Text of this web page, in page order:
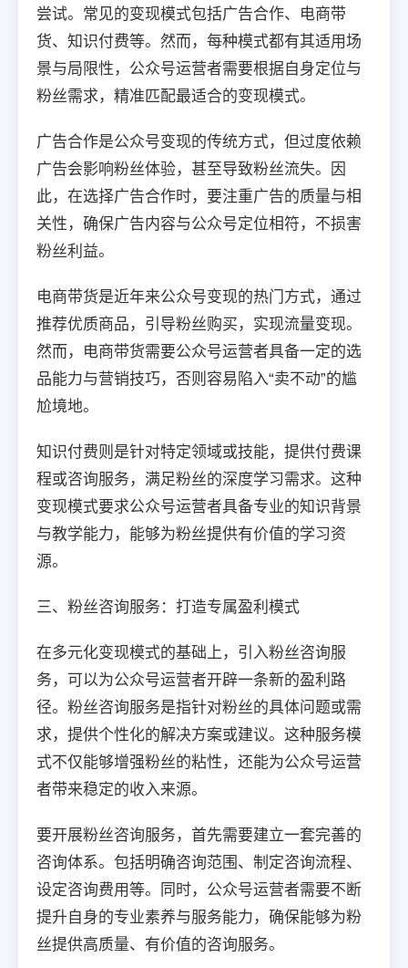
尝试。常见的变现模式包括广告合作、电商带
货、知识付费等。然而，每种模式都有其适用场
景与局限性，公众号运营者需要根据自身定位与
粉丝需求，精准匹配最适合的变现模式。
广告合作是公众号变现的传统方式，但过度依赖
广告会影响粉丝体验，甚至导致粉丝流失。因
此，在选择广告合作时，要注重广告的质量与相
关性，确保广告内容与公众号定位相符，不损害
粉丝利益。
电商带货是近年来公众号变现的热门方式，通过
推荐优质商品，引导粉丝购买，实现流量变现。
然而，电商带货需要公众号运营者具备一定的选
品能力与营销技巧，否则容易陷入“卖不动”的尴
尬境地。
知识付费则是针对特定领域或技能，提供付费课
程或咨询服务，满足粉丝的深度学习需求。这种
变现模式要求公众号运营者具备专业的知识背景
与教学能力，能够为粉丝提供有价值的学习资
源。
三、粉丝咨询服务：打造专属盈利模式
在多元化变现模式的基础上，引入粉丝咨询服
务，可以为公众号运营者开辟一条新的盈利路
径。粉丝咨询服务是指针对粉丝的具体问题或需
求，提供个性化的解决方案或建议。这种服务模
式不仅能够增强粉丝的粘性，还能为公众号运营
者带来稳定的收入来源。
要开展粉丝咨询服务，首先需要建立一套完善的
咨询体系。包括明确咨询范围、制定咨询流程、
设定咨询费用等。同时，公众号运营者需要不断
提升自身的专业素养与服务能力，确保能够为粉
丝提供高质量、有价值的咨询服务。